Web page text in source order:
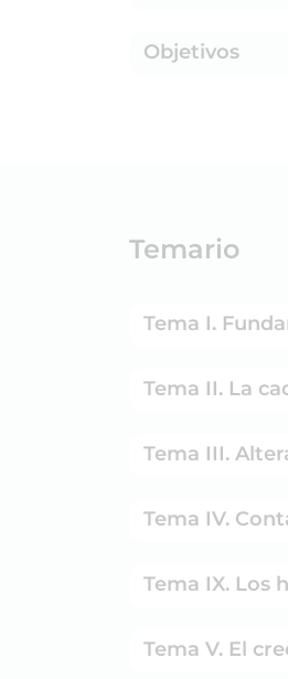
Objetivos
Temario
Tema
Tema
Tema
Tema
Tema
Tema